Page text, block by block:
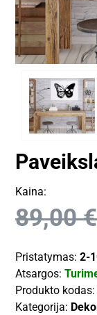
Kaina:
89,00€
Pristatymas:2-
Atsargos:
Produkto kodas:
Kategorija: